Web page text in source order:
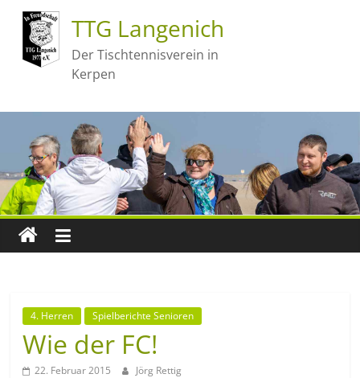
TTG Langenich
Der Tischtennisverein in
Kerpen
4. Herren Spielberichte Senioren
Wie der FC!
22. Februar 2015 Jörg Rettig